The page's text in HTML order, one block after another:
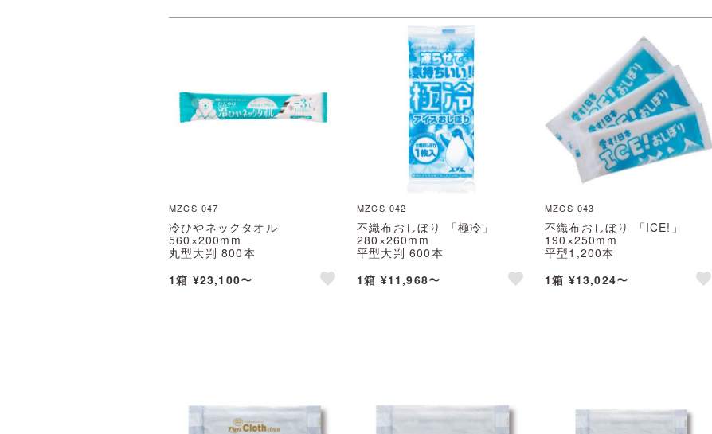
MZCS-047
冷ひやネックタオル
560×200mm
丸型大判 800本
1箱 ¥23,100〜
MZCS-042
不織布おしぼり 「極冷」
280×260mm
平型大判 600本
1箱 ¥11,968〜
MZCS-043
不織布おしぼり 「ICE!」
190×250mm
平型1,200本
1箱 ¥13,024〜